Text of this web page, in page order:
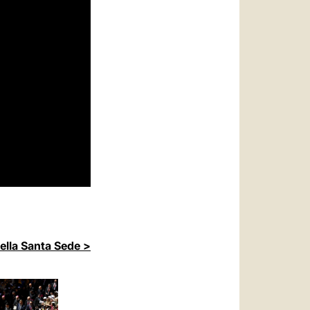
Santa Sede >